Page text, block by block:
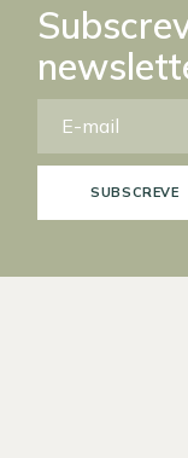
SUBSCREVE